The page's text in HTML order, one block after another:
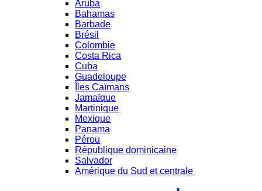
Aruba
Bahamas
Barbade
Brésil
Colombie
Costa Rica
Cuba
Guadeloupe
Îles Caïmans
Jamaïque
Martinique
Mexique
Panama
Pérou
République dominicaine
Salvador
Amérique du Sud et centrale